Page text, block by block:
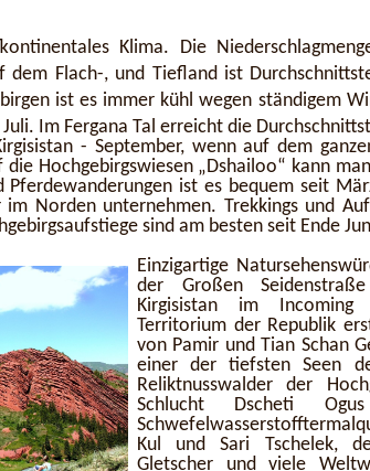
Klima. Die
dem Flach-, und Tiefland ist
ist es immer kühl wegen ständigem
Juli. Im Fergana Tal erreicht die
- September, wenn auf dem
Hochgebirgswiesen „Dshailoo“ kann
ist es bequem seit
Norden unternehmen. Trekkings und
sind am besten seit Ende
Einzigartige
der Großen
Kirgisistan im Incoming
Territorium der Republik
von Pamir und Tian Schan
einer der tiefsten Seen
Reliktnusswalder der
Schlucht Dscheti
Kul und Sari Tschelek,
Gletscher und viele